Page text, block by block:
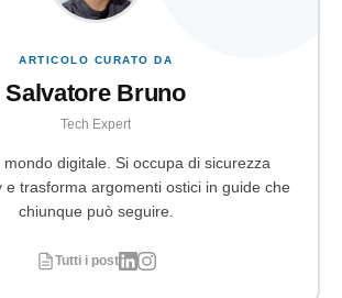
ARTICOLO CURATO DA
Salvatore Bruno
Tech Expert
mondo digitale. Si occupa di sicurezza
e trasforma argomenti ostici in guide che
chiunque può seguire.
Tutti i post